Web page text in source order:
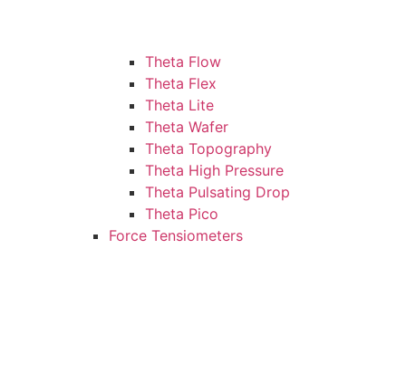
Theta Flow
Theta Flex
Theta Lite
Theta Wafer
Theta Topography
Theta High Pressure
Theta Pulsating Drop
Theta Pico
Force Tensiometers